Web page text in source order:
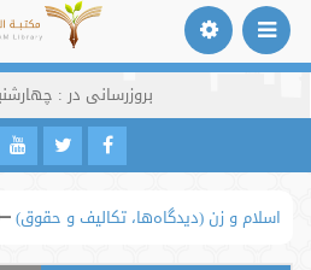
بروزرسانی در : چهارشنبه, 07 آبان
اسلام و زن (دیدگاه‌ها، تکالیف و حقوق)